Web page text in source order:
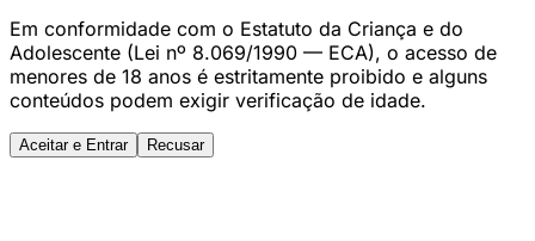
Em conformidade com o Estatuto da Criança e do
Adolescente (Lei nº 8.069/1990 — ECA), o acesso de
menores de 18 anos é estritamente proibido e alguns
conteúdos podem exigir verificação de idade.
Aceitar e Entrar Recusar